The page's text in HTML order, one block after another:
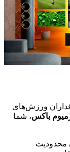
ورزش‌های
باکس، شما
محدودیت